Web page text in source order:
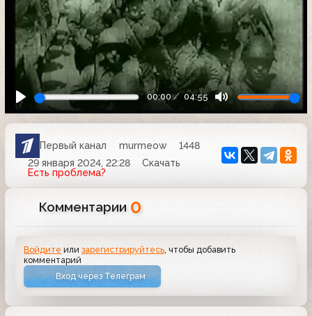
00:00 04:55
Первый канал murmeow
1448
29 января 2024, 22:28
Скачать
Есть проблема?
Комментарии 0
Войдите илизарегистрируйтесь , чтобы добавить
комментарий
Вход через Телеграм